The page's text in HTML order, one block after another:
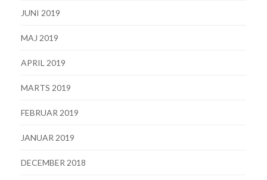
JUNI 2019
MAJ 2019
APRIL 2019
MARTS 2019
FEBRUAR 2019
JANUAR 2019
DECEMBER 2018